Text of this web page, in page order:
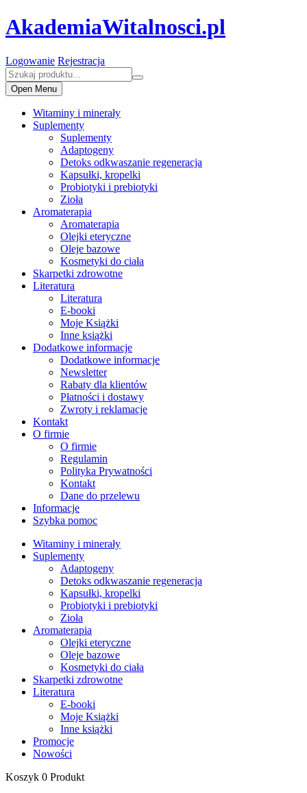
AkademiaWitalnosci.pl
Logowanie Rejestracja
Open Menu
Witaminy i minerały
Suplementy
Suplementy
Adaptogeny
Detoks odkwaszanie regeneracja
Kapsułki, kropelki
Probiotyki i prebiotyki
Zioła
Aromaterapia
Aromaterapia
Olejki eteryczne
Oleje bazowe
Kosmetyki do ciała
Skarpetki zdrowotne
Literatura
Literatura
E-booki
Moje Książki
Inne książki
Dodatkowe informacje
Dodatkowe informacje
Newsletter
Rabaty dla klientów
Płatności i dostawy
Zwroty i reklamacje
Kontakt
O firmie
O firmie
Regulamin
Polityka Prywatności
Kontakt
Dane do przelewu
Informacje
Szybka pomoc
Witaminy i minerały
Suplementy
Adaptogeny
Detoks odkwaszanie regeneracja
Kapsułki, kropelki
Probiotyki i prebiotyki
Zioła
Aromaterapia
Olejki eteryczne
Oleje bazowe
Kosmetyki do ciała
Skarpetki zdrowotne
Literatura
E-booki
Moje Książki
Inne książki
Promocje
Nowości
Koszyk 0 Produkt